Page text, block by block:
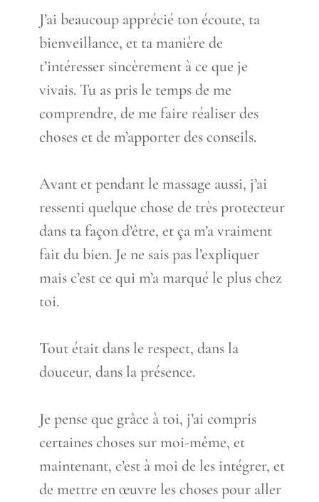
J’ai beaucoup apprécié ton écoute, ta
bienveillance, et ta manière de
t’intéresser sincèrement à ce que je
vivais. Tu as pris le temps de me
comprendre, de me faire réaliser des
choses et de m’apporter des conseils.
Avant et pendant le massage aussi, j’ai
ressenti quelque chose de très protecteur
dans ta façon d’être, et ça m’a vraiment
fait du bien. Je ne sais pas l’expliquer
mais c’est ce qui m’a marqué le plus chez
toi.
Tout était dans le respect, dans la
douceur, dans la présence.
Je pense que grâce à toi, j’ai compris
certaines choses sur moi-même, et
maintenant, c’est à moi de les intégrer, et
de mettre en œuvre les choses pour aller